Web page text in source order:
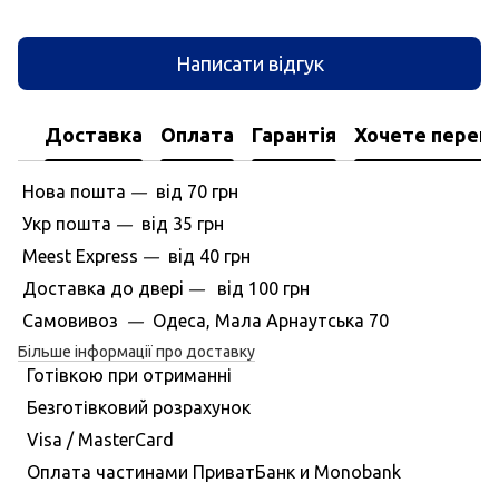
Написати відгук
Доставка Оплата Гарантія Хочете
Нова пошта — вiд 70 грн
Укр пошта — вiд 35 грн
Meest Express — вiд 40 грн
Доставка до дверi —вiд 100 грн
Самовивоз
— Одеса, Мала Арнаутська 70
Більше інформації про доставку
Готівкою при отриманні
Безготівковий розрахунок
Visa / MasterCard
Оплата частинами ПриватБанк и Monobank